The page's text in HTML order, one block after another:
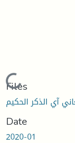
Loading...
Files
Date
2020-01